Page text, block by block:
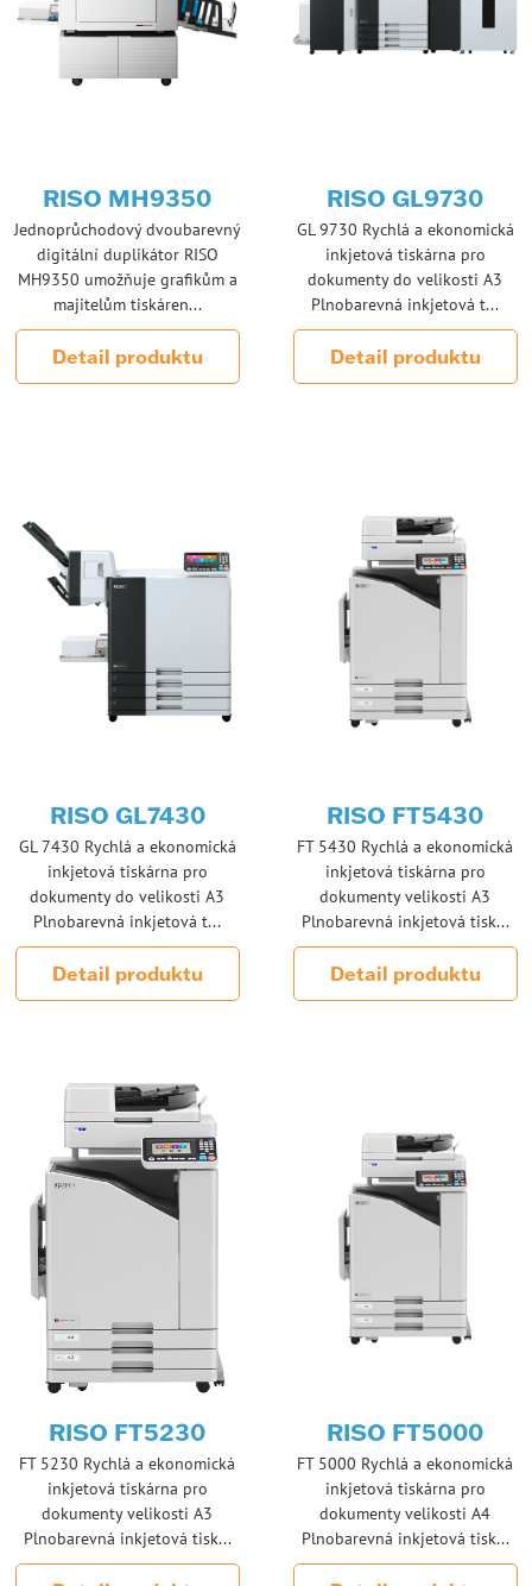
RISO MH9350
Jednoprůchodový dvoubarevný
digitální duplikátor RISO
MH9350 umožňuje grafikům a
majitelům tiskáren...
Detail produktu
RISO GL9730
GL 9730 Rychlá a ekonomická
inkjetová tiskárna pro
dokumenty do velikosti A3
Plnobarevná inkjetová t...
Detail produktu
RISO GL7430
GL 7430 Rychlá a ekonomická
inkjetová tiskárna pro
dokumenty do velikosti A3
Plnobarevná inkjetová t...
Detail produktu
RISO FT5430
FT 5430 Rychlá a ekonomická
inkjetová tiskárna pro
dokumenty velikosti A3
Plnobarevná inkjetová tisk...
Detail produktu
RISO FT5230
FT 5230 Rychlá a ekonomická
inkjetová tiskárna pro
dokumenty velikosti A3
Plnobarevná inkjetová tisk...
RISO FT5000
FT 5000 Rychlá a ekonomická
inkjetová tiskárna pro
dokumenty velikosti A4
Plnobarevná inkjetová tisk...